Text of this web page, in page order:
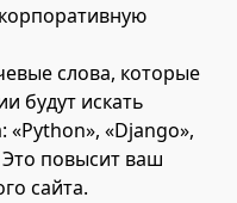
слова, которые
будут искать
«Python», «Django»,
Это повысит ваш
сайта.